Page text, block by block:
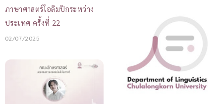
ภาษาศาสตร์โอลิมปิกระหว่าง
ประเทศ ครั้งที่ 22
02/07/2025